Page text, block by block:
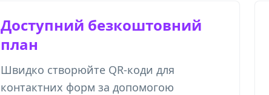
Доступний безкоштовний
план
Швидко створюйте QR-коди для
контактних форм за допомогою